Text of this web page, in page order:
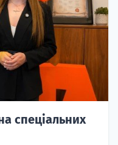
спеціальних